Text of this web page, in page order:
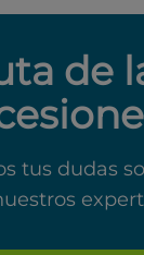
de
tus dudas